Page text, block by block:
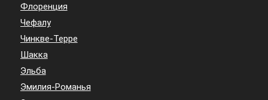
Флоренция
Чефалу
Чинкве-Терре
Шакка
Эльба
Эмилия-Романья